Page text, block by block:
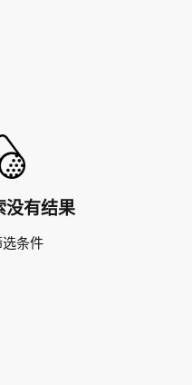
没有结果
条件